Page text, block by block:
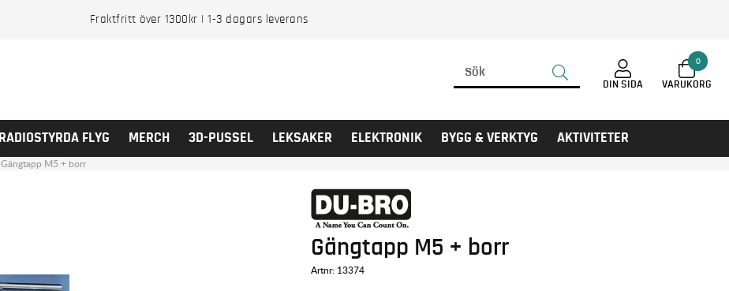
Fraktfritt över 1300kr | 1-3 dagars leverans
0
DIN SIDA
RADIOSTYRDA FLYG MERCH 3D-PUSSEL LEKSAKER ELEKTRONIK BYGG & VERKTYG AKTIVITETER
Gängtapp M5 + borr
Gängtapp M5 + borr
Artnr: 13374